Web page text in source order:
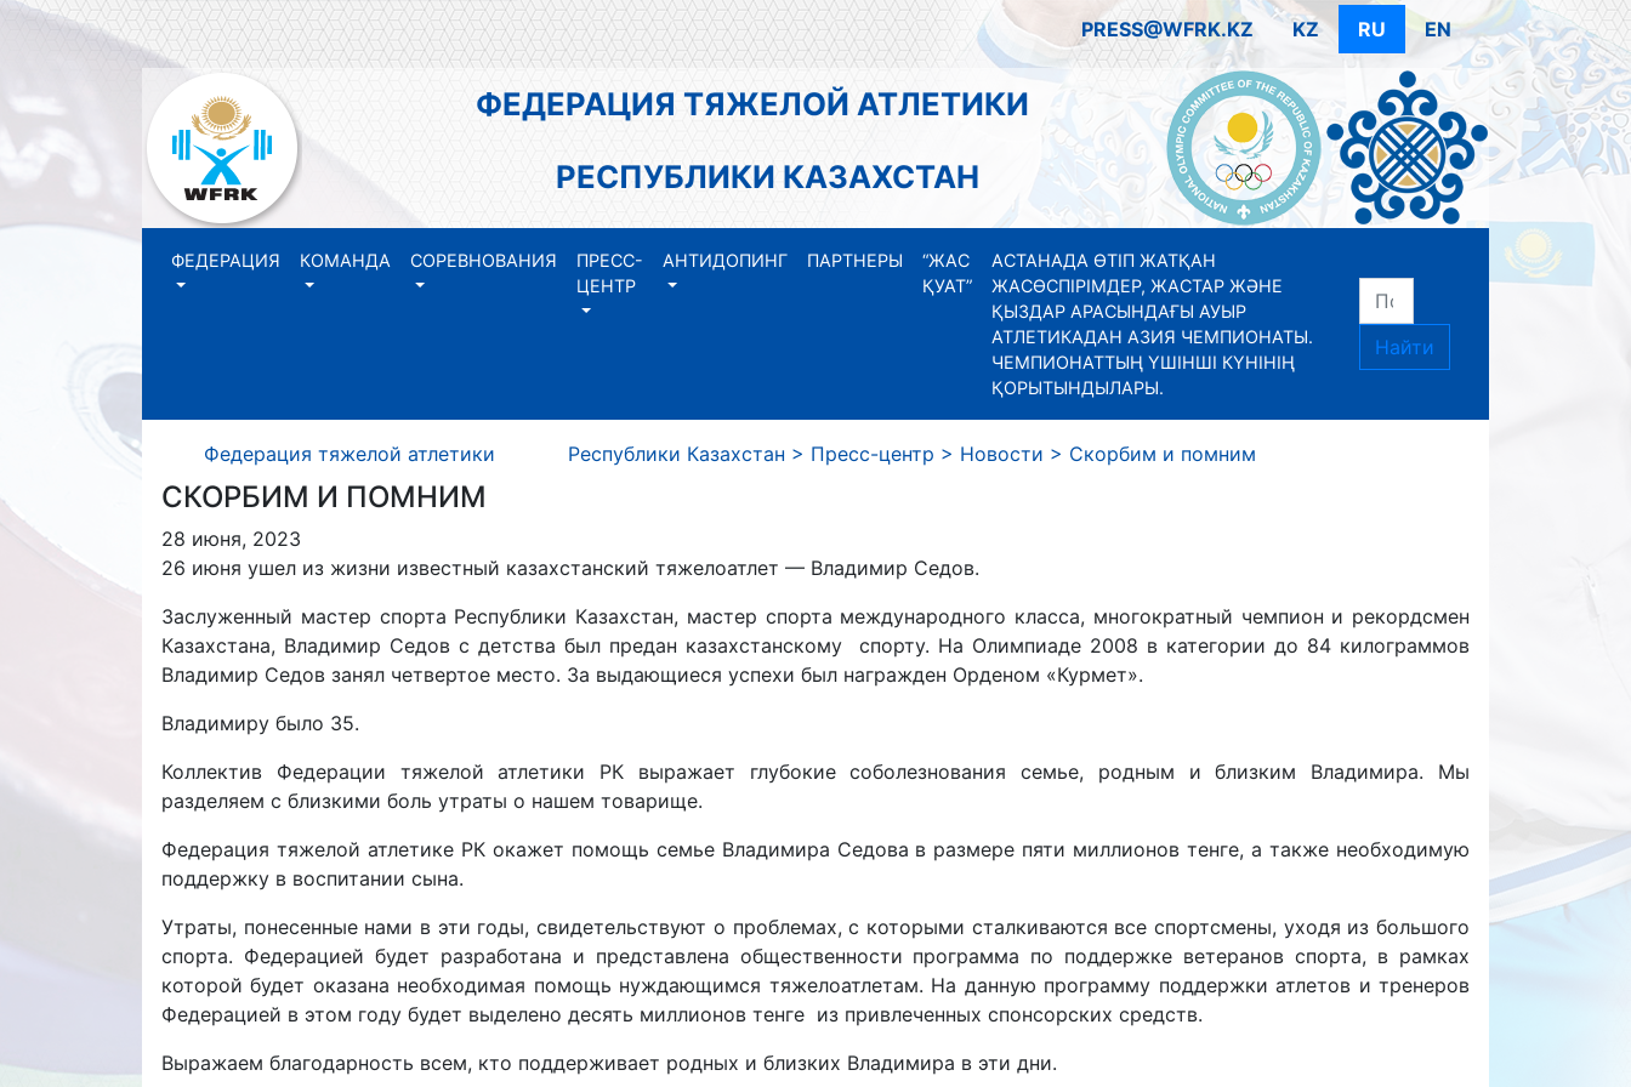
PRESS@WFRK.KZ KZ RU EN
ФЕДЕРАЦИЯ ТЯЖЕЛОЙ АТЛЕТИКИ
РЕСПУБЛИКИ КАЗАХСТАН
ФЕДЕРАЦИЯ КОМАНДА СОРЕВНОВАНИЯ
ПРЕСС-
ЦЕНТР
АНТИДОПИНГ ПАРТНЕРЫ
“ЖАС
ҚУАТ”
АСТАНАДА ӨТІП ЖАТҚАН
ЖАСӨСПІРІМДЕР, ЖАСТАР ЖӘНЕ
ҚЫЗДАР АРАСЫНДАҒЫ АУЫР
АТЛЕТИКАДАН АЗИЯ ЧЕМПИОНАТЫ.
ЧЕМПИОНАТТЫҢ ҮШІНШІ КҮНІНІҢ
ҚОРЫТЫНДЫЛАРЫ.
Найти
Федерация тяжелой атлетики Республики Казахстан > Пресс-центр > Новости > Скорбим и помним
СКОРБИМ И ПОМНИМ
28 июня, 2023
26 июня ушел из жизни известный казахстанский тяжелоатлет — Владимир Седов.
Заслуженный мастер спорта Республики Казахстан, мастер спорта международного класса, многократный чемпион и рекордсмен
Казахстана, Владимир Седов с детства был предан казахстанскому спорту. На Олимпиаде 2008 в категории до 84 килограммов
Владимир Седов занял четвертое место. За выдающиеся успехи был награжден Орденом «Курмет».
Владимиру было 35.
Коллектив Федерации тяжелой атлетики РК выражает глубокие соболезнования семье, родным и близким Владимира. Мы
разделяем с близкими боль утраты о нашем товарище.
Федерация тяжелой атлетике РК окажет помощь семье Владимира Седова в размере пяти миллионов тенге, а также необходимую
поддержку в воспитании сына.
Утраты, понесенные нами в эти годы, свидетельствуют о проблемах, с которыми сталкиваются все спортсмены, уходя из большого
спорта. Федерацией будет разработана и представлена общественности программа по поддержке ветеранов спорта, в рамках
которой будет оказана необходимая помощь нуждающимся тяжелоатлетам. На данную программу поддержки атлетов и тренеров
Федерацией в этом году будет выделено десять миллионов тенге из привлеченных спонсорских средств.
Выражаем благодарность всем, кто поддерживает родных и близких Владимира в эти дни.